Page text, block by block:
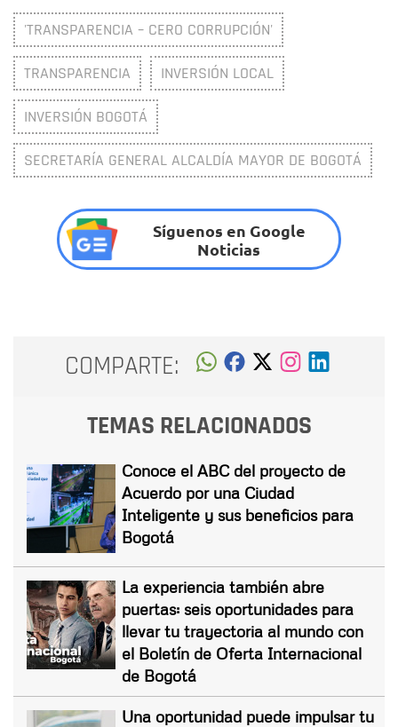
'TRANSPARENCIA – CERO CORRUPCIÓN'
TRANSPARENCIA INVERSIÓN LOCAL
INVERSIÓN BOGOTÁ
SECRETARÍA GENERAL ALCALDÍA MAYOR DE BOGOTÁ
Síguenos en Google
Noticias
COMPARTE:
TEMAS RELACIONADOS
Conoce el ABC del proyecto de
Acuerdo por una Ciudad
Inteligente y sus beneficios para
Bogotá
La experiencia también abre
puertas: seis oportunidades para
llevar tu trayectoria al mundo con
el Boletín de Oferta Internacional
de Bogotá
Una oportunidad puede impulsar tu